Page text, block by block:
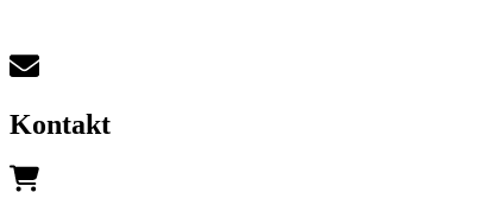
Kontakt